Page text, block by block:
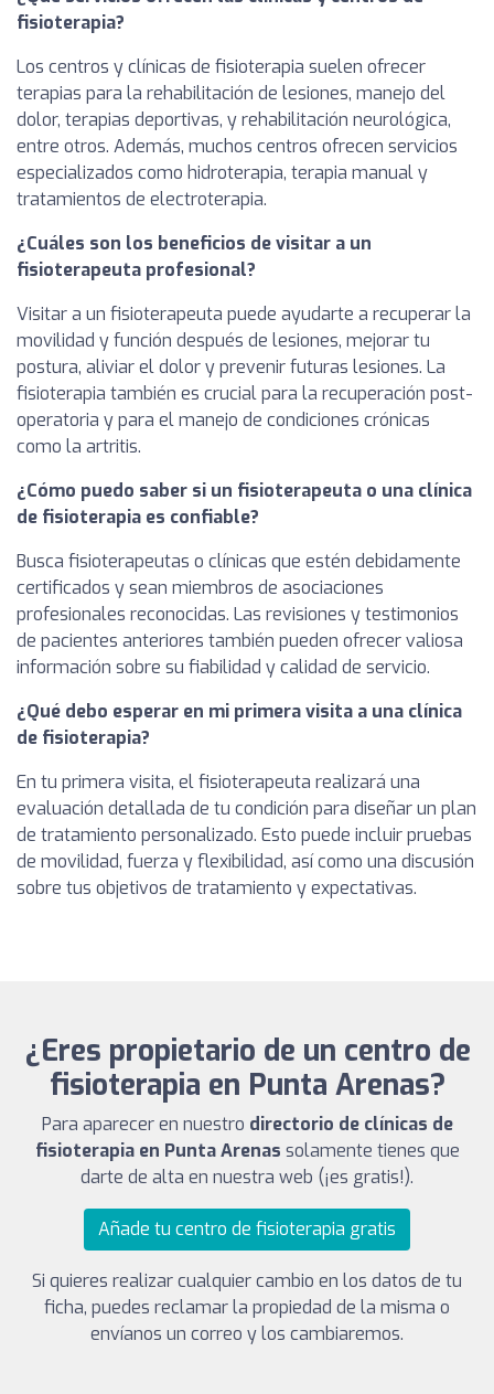
fisioterapia?
Los centros y clínicas de fisioterapia suelen ofrecer
terapias para la rehabilitación de lesiones, manejo del
dolor, terapias deportivas, y rehabilitación neurológica,
entre otros. Además, muchos centros ofrecen servicios
especializados como hidroterapia, terapia manual y
tratamientos de electroterapia.
¿Cuáles son los beneficios de visitar a un
fisioterapeuta profesional?
Visitar a un fisioterapeuta puede ayudarte a recuperar la
movilidad y función después de lesiones, mejorar tu
postura, aliviar el dolor y prevenir futuras lesiones. La
fisioterapia también es crucial para la recuperación post-
operatoria y para el manejo de condiciones crónicas
como la artritis.
¿Cómo puedo saber si un fisioterapeuta o una clínica
de fisioterapia es confiable?
Busca fisioterapeutas o clínicas que estén debidamente
certificados y sean miembros de asociaciones
profesionales reconocidas. Las revisiones y testimonios
de pacientes anteriores también pueden ofrecer valiosa
información sobre su fiabilidad y calidad de servicio.
¿Qué debo esperar en mi primera visita a una clínica
de fisioterapia?
En tu primera visita, el fisioterapeuta realizará una
evaluación detallada de tu condición para diseñar un plan
de tratamiento personalizado. Esto puede incluir pruebas
de movilidad, fuerza y flexibilidad, así como una discusión
sobre tus objetivos de tratamiento y expectativas.
¿Eres propietario de un centro de
fisioterapia en Punta Arenas?
Para aparecer en nuestro directorio de clínicas de
fisioterapia en Punta Arenas solamente tienes que
darte de alta en nuestra web (¡es gratis!).
Añade tu centro de fisioterapia gratis
Si quieres realizar cualquier cambio en los datos de tu
ficha, puedes reclamar la propiedad de la misma o
envíanos un correo y los cambiaremos.